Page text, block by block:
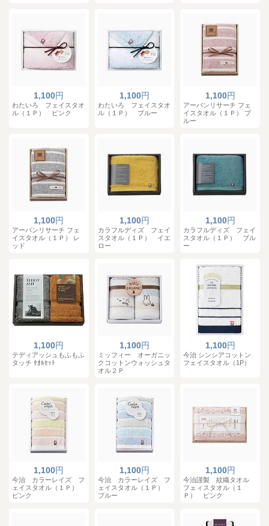
1,100円
わたいろ フェイスタオ
ル（１Ｐ） ピンク
1,100円
わたいろ フェイスタオ
ル（１Ｐ） ブルー
1,100円
アーバンリサーチ フェ
イスタオル（１Ｐ） ブ
ルー
1,100円
アーバンリサーチ フェ
イスタオル（１Ｐ） レ
ッド
1,100円
カラフルディズ フェイ
スタオル（１Ｐ） イエ
ロー
1,100円
カラフルディズ フェイ
スタオル（１Ｐ） ブル
ー
1,100円
テディアッシュもふもふ
タッチ ﾀｵﾙｾｯﾄ
1,100円
ミッフィー オーガニッ
クコットンウォッシュタ
オル２Ｐ
1,100円
今治 シンシアコットン
フェイスタオル（1P）
1,100円
今治 カラーレイズ フ
ェイスタオル（１Ｐ）
ピンク
1,100円
今治 カラーレイズ フ
ェイスタオル（１Ｐ）
ブルー
1,100円
今治謹製 紋織タオル
フェィスタオル（１
Ｐ） ピンク